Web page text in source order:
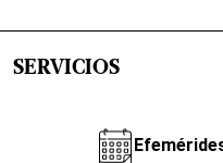
SERVICIOS